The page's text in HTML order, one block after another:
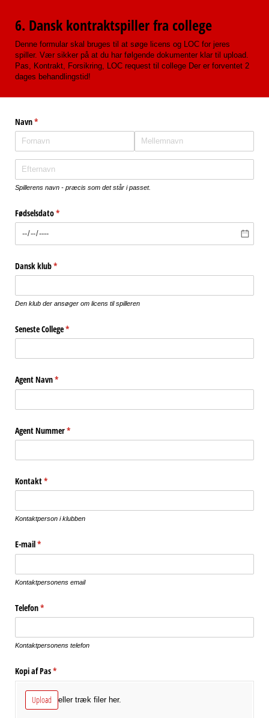
6. Dansk kontraktspiller fra college
Denne formular skal bruges til at søge licens og LOC for jeres
spiller. Vær sikker på at du har følgende dokumenter klar til upload.
Pas, Kontrakt, Forsikring, LOC request til college Der er forventet 2
dages behandlingstid!
Navn*
(påkrævet)
Spillerens navn - præcis som det står i passet.
Fødselsdato*
(påkrævet)
Dansk klub*
(påkrævet)
Den klub der ansøger om licens til spilleren
Seneste College*
(påkrævet)
Agent Navn*
(påkrævet)
Agent Nummer*
(påkrævet)
Kontakt*
(påkrævet)
Kontaktperson i klubben
E-mail*
(påkrævet)
Kontaktpersonens email
Telefon*
(påkrævet)
Kontaktpersonens telefon
Kopi af Pas*
(påkrævet)
Upload eller træk filer her.